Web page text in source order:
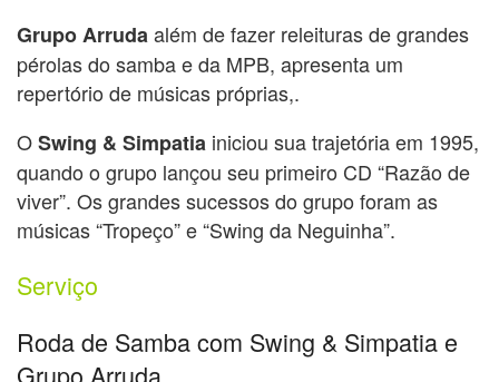
Grupo Arrudaalém de fazer releituras de grandes
pérolas do samba e da MPB, apresenta um
repertório de músicas próprias,.
OSwing & Simpatia iniciou sua trajetória em 1995,
quando o grupo lançou seu primeiro CD “Razão de
viver”. Os grandes sucessos do grupo foram as
músicas “Tropeço” e “Swing da Neguinha”.
Serviço
Roda de Samba com Swing & Simpatia e
Grupo Arruda